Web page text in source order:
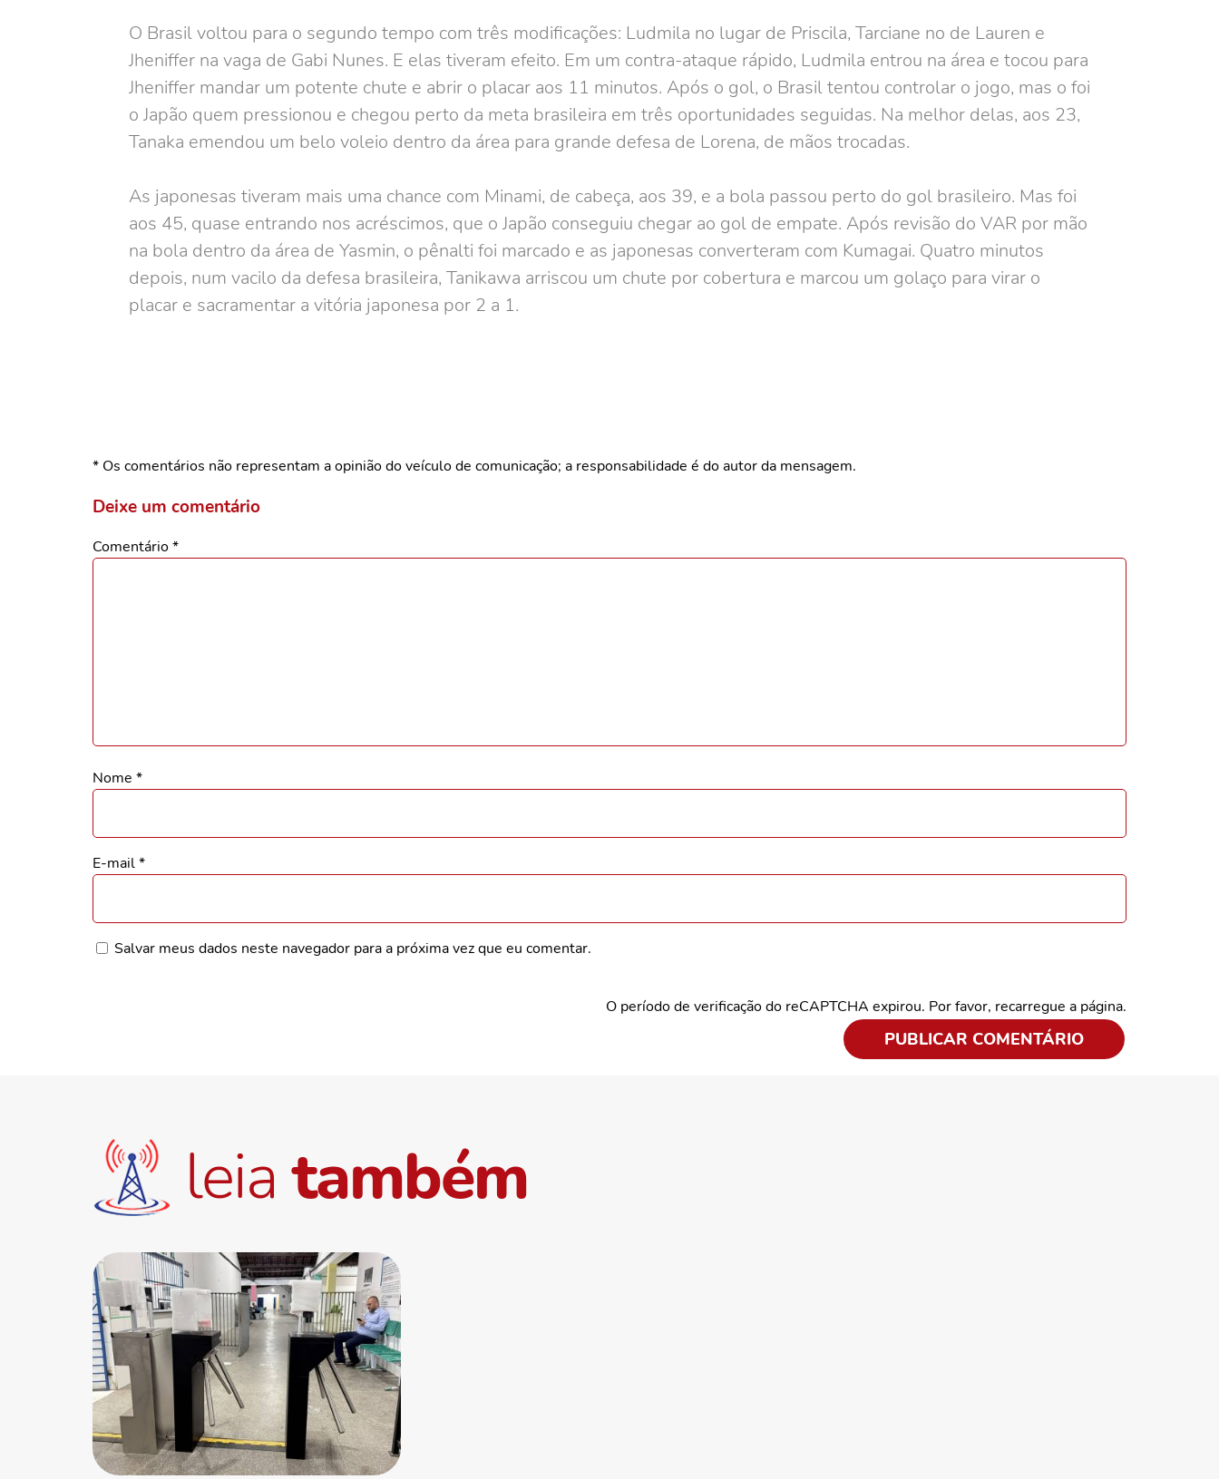
O Brasil voltou para o segundo tempo com três modificações: Ludmila no lugar de Priscila, Tarciane no de Lauren e
Jheniffer na vaga de Gabi Nunes. E elas tiveram efeito. Em um contra-ataque rápido, Ludmila entrou na área e tocou para
Jheniffer mandar um potente chute e abrir o placar aos 11 minutos. Após o gol, o Brasil tentou controlar o jogo, mas o foi
o Japão quem pressionou e chegou perto da meta brasileira em três oportunidades seguidas. Na melhor delas, aos 23,
Tanaka emendou um belo voleio dentro da área para grande defesa de Lorena, de mãos trocadas.
As japonesas tiveram mais uma chance com Minami, de cabeça, aos 39, e a bola passou perto do gol brasileiro. Mas foi
aos 45, quase entrando nos acréscimos, que o Japão conseguiu chegar ao gol de empate. Após revisão do VAR por mão
na bola dentro da área de Yasmin, o pênalti foi marcado e as japonesas converteram com Kumagai. Quatro minutos
depois, num vacilo da defesa brasileira, Tanikawa arriscou um chute por cobertura e marcou um golaço para virar o
placar e sacramentar a vitória japonesa por 2 a 1.
* Os comentários não representam a opinião do veículo de comunicação; a responsabilidade é do autor da mensagem.
Deixe um comentário
Comentário*
Nome *
E-mail*
Salvar meus dados neste navegador para a próxima vez que eu comentar.
O período de verificação do reCAPTCHA expirou. Por favor, recarregue a página.
leiatambém